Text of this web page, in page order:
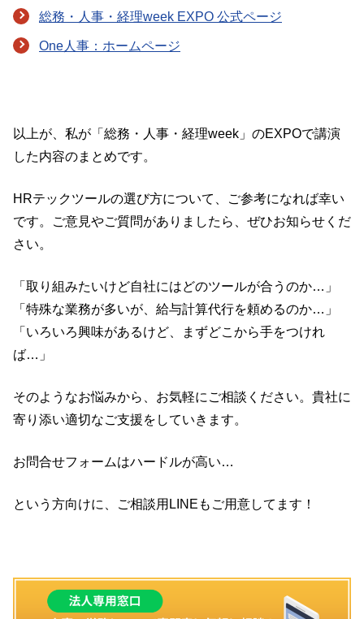
総務・人事・経理week EXPO 公式ページ
One人事：ホームページ
以上が、私が「総務・人事・経理week」のEXPOで講演
した内容のまとめです。
HRテックツールの選び方について、ご参考になれば幸い
です。
ご意見やご質問がありましたら、ぜひお知らせくだ
さい。
「取り組みたいけど自社にはどのツールが合うのか…」
「特殊な業務が多いが、給与計算代行を頼めるのか…」
「いろいろ興味があるけど、まずどこから手をつけれ
ば…」
そのようなお悩みから、お気軽にご相談ください。貴社に
寄り添い適切なご支援をしていきます。
お問合せフォームはハードルが高い…
という方向けに、ご相談用 LINE もご用意してます！